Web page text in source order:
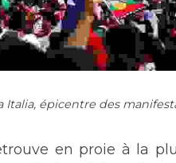
Italia, épicentre des
en proie à la